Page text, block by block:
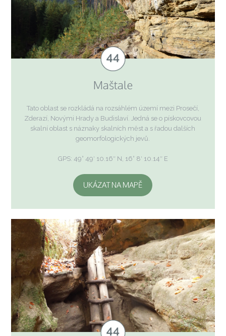
Maštale
Tato oblast se rozkládá na rozsáhlém území mezi Prosečí,
Zderazí, Novými Hrady a Budislaví. Jedná se o pískovcovou
skalní oblast s náznaky skalních měst a s řadou dalších
geomorfologických jevů.
GPS: 49° 49′ 10.16″ N, 16° 8′ 10.14″ E
UKÁZAT NA MAPĚ